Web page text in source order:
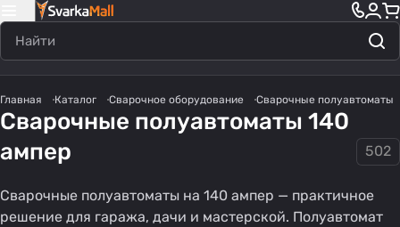
Главная Каталог Сварочное оборудование Сварочные полуавтоматы
Сварочные полуавтоматы 140
ампер
502
Сварочные полуавтоматы на 140 ампер — практичное
решение для гаража, дачи и мастерской. Полуавтомат